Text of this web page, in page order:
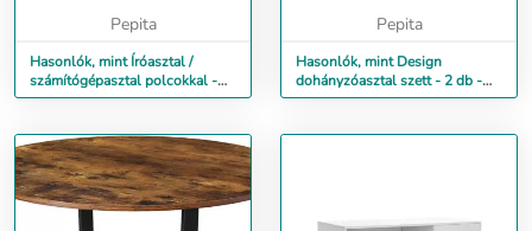
Pepita
Hasonlók, mint Íróasztal /
számítógépasztal polcokkal -
Vasagle Loft - 100 x 50 cm
Pepita
Hasonlók, mint Design
dohányzóasztal szett - 2 db -
Vasagle Loft